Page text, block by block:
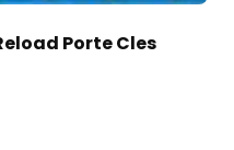
Porte Cles